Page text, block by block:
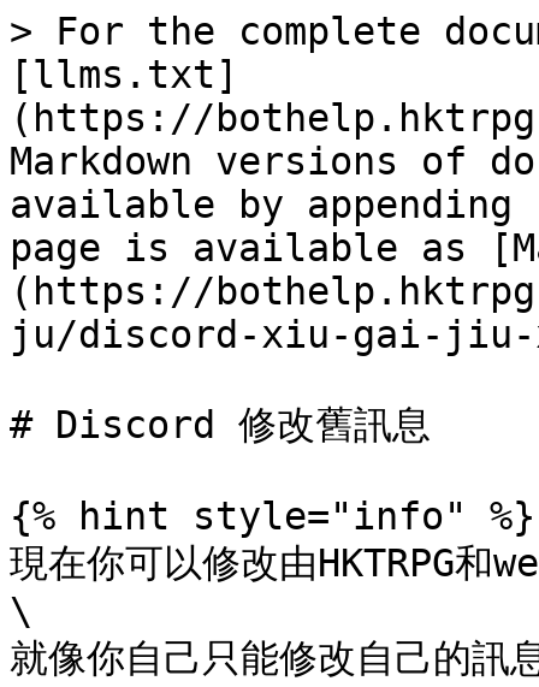
> For the complete
[llms.txt]
(https://
Markdown versions of
available by
page is available as
(https://
ju/discord-xiu-gai-jiu-
# Discord 修改舊訊息
{% hint style="info" %}
現在你可以修改由HKTRPG和
\
就像你自己只能修改自己的訊